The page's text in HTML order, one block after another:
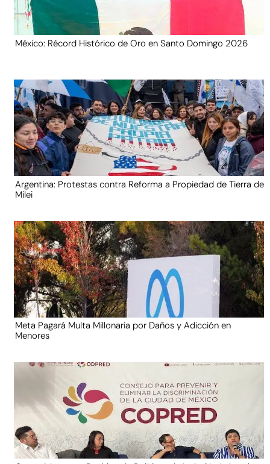
México: Récord Histórico de Oro en Santo Domingo 2026
Argentina: Protestas contra Reforma a Propiedad de Tierra de
Milei
Meta Pagará Multa Millonaria por Daños y Adicción en
Menores